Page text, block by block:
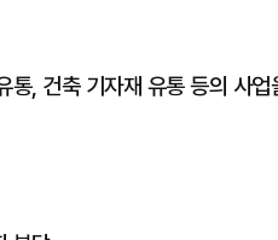
, 건축 기자재 유통 등의 사업